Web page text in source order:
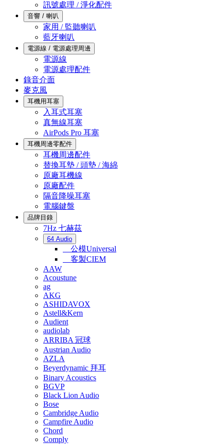
訊號處理 / 淨化配件
音響 / 喇叭
家用 / 監聽喇叭
藍牙喇叭
電源線 / 電源處理周邊
電源線
電源處理配件
錄音介面
麥克風
耳機用耳塞
入耳式耳塞
真無線耳塞
AirPods Pro 耳塞
耳機周邊零配件
耳機周邊配件
替換耳墊 / 頭墊 / 海綿
原廠耳機線
原廠配件
隔音降噪耳塞
電腦鍵盤
品牌目錄
7Hz 七赫茲
64 Audio
公模Universal
客製CIEM
AAW
Acoustune
ag
AKG
ASHIDAVOX
Astell&Kern
Audient
audiolab
ARRIBA 冠球
Austrian Audio
AZLA
Beyerdynamic 拜耳
Binary Acoustics
BGVP
Black Lion Audio
Bose
Cambridge Audio
Campfire Audio
Chord
Comply